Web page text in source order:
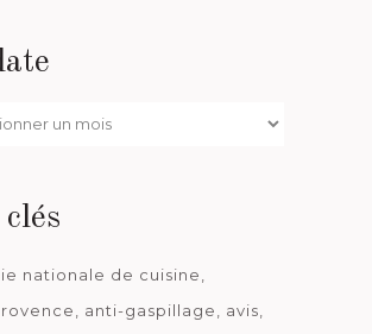
nationale de cuisine
anti-gaspillage
avis